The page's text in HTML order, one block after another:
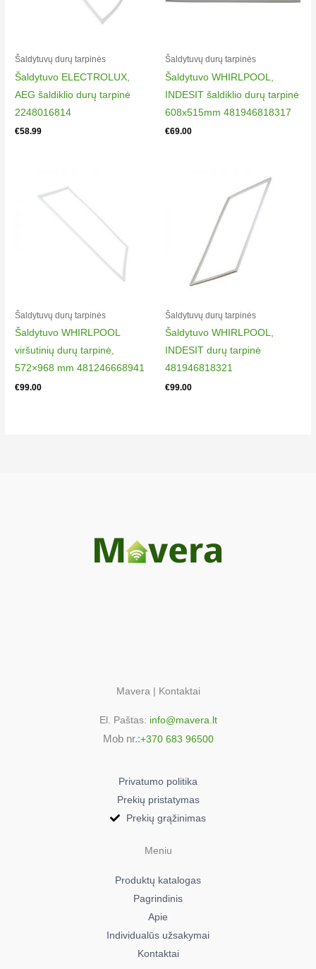
Šaldytuvų durų tarpinės
Šaldytuvo ELECTROLUX,
AEG šaldiklio durų tarpinė
2248016814
€58.99
Šaldytuvų durų tarpinės
Šaldytuvo WHIRLPOOL,
INDESIT šaldiklio durų tarpinė
608x515mm 481946818317
€69.00
Šaldytuvų durų tarpinės
Šaldytuvo WHIRLPOOL
viršutinių durų tarpinė,
572×968 mm 481246668941
€99.00
Šaldytuvų durų tarpinės
Šaldytuvo WHIRLPOOL,
INDESIT durų tarpinė
481946818321
€99.00
Mavera | Kontaktai
El. Paštas: info@mavera.lt
Mob nr.:+370 683 96500
Privatumo politika
Prekių pristatymas
Prekių grąžinimas
Meniu
Produktų katalogas
Pagrindinis
Apie
Individualūs užsakymai
Kontaktai